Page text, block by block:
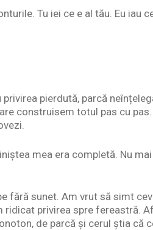
Tu iei ce e al tău. Eu iau
pierdută, parcă
construisem totul pas cu
mea era completă. Nu
fără sunet. Am vrut să simt
ridicat privirea spre fereastră.
de parcă și cerul știa că